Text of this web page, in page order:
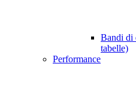
Bandi di
tabelle)
Performance